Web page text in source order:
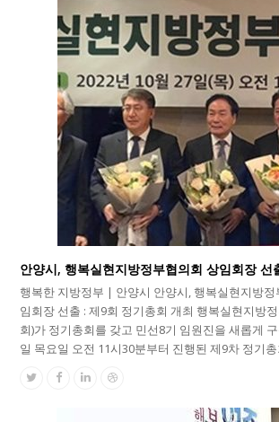
안양시, 행복실현지방정부협의회 상임회장 선
행복한 지방정부 | 안양시 안양시, 행복실현지방
임회장 선출 : 제9회 정기총회 개최 행복실현지방
회)가 정기총회를 갖고 민선8기 임원진을 새롭게
일 목요일 오전 11시30분부터 진행된 제9차 정기
TwitterFacebook
LinkedinDribbble